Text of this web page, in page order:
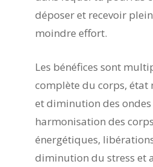
déposer et recevoir
moindre effort.
Les bénéfices sont
complète du corps,
et diminution des ondes
harmonisation des
énergétiques,
diminution du stress et